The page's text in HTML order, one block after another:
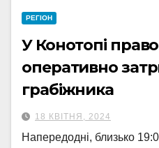
РЕГІОН
У Конотопі
оперативно
грабіжника
18 КВІТНЯ, 2024
Напередодні, близько